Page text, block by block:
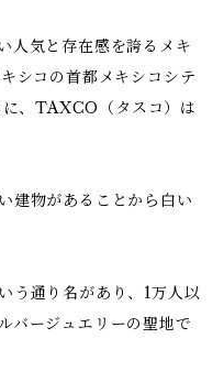
人気と存在感を誇るメキ
シコの首都メキシコシテ
、TAXCO（タスコ）は
建物があることから白い
う通り名があり、1万人以
バージュエリーの聖地で